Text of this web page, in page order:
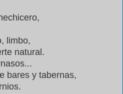
limbo,
natural.
bares y tabernas,